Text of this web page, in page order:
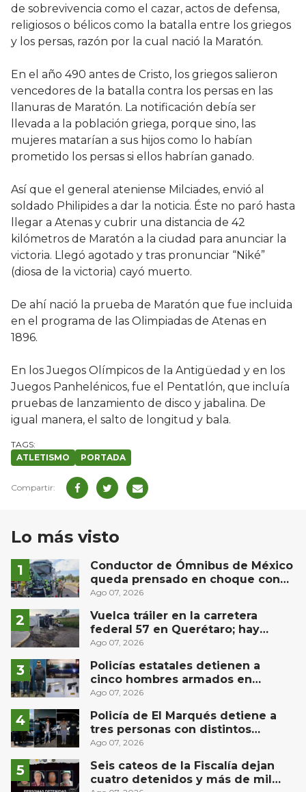
de sobrevivencia como el cazar, actos de defensa,
religiosos o bélicos como la batalla entre los griegos
y los persas, razón por la cual nació la Maratón.
En el año 490 antes de Cristo, los griegos salieron
vencedores de la batalla contra los persas en las
llanuras de Maratón. La notificación debía ser
llevada a la población griega, porque sino, las
mujeres matarían a sus hijos como lo habían
prometido los persas si ellos habrían ganado.
Así que el general ateniense Milciades, envió al
soldado Philipides a dar la noticia. Éste no paró hasta
llegar a Atenas y cubrir una distancia de 42
kilómetros de Maratón a la ciudad para anunciar la
victoria. Llegó agotado y tras pronunciar “Niké”
(diosa de la victoria) cayó muerto.
De ahí nació la prueba de Maratón que fue incluida
en el programa de las Olimpiadas de Atenas en
1896.
En los Juegos Olímpicos de la Antigüedad y en los
Juegos Panhelénicos, fue el Pentatlón, que incluía
pruebas de lanzamiento de disco y jabalina. De
igual manera, el salto de longitud y bala.
ATLETISMO PORTADA
Lo más visto
Conductor de Ómnibus de México
queda prensado en choque con
materialista en San Juan del Río
Ago 07, 2026
Vuelca tráiler en la carretera
federal 57 en Querétaro; hay
derrame de combustible
Ago 07, 2026
Policías estatales detienen a
cinco hombres armados en
Puebla capital
Ago 07, 2026
Policía de El Marqués detiene a
tres personas con distintos
narcóticos
Ago 07, 2026
Seis cateos de la Fiscalía dejan
cuatro detenidos y más de mil